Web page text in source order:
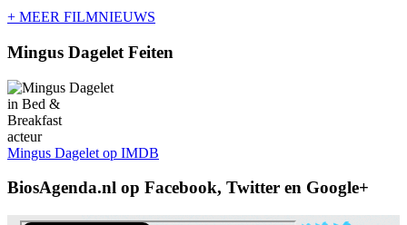
+ MEER FILMNIEUWS
Mingus Dagelet Feiten
acteur
Mingus Dagelet op IMDB
BiosAgenda.nl op Facebook, Twitter en Google+